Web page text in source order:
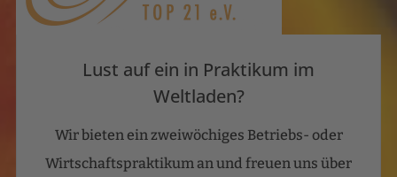
Lust auf ein in Praktikum im
Weltladen?
Wir bieten ein zweiwöchiges Betriebs- oder
Wirtschaftspraktikum an und freuen uns über